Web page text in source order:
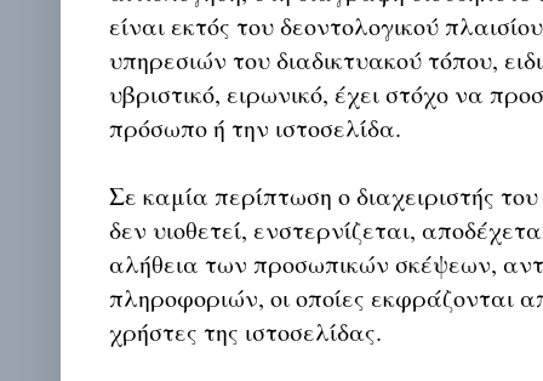
είναι εκτός του δεοντολογικού
υπηρεσιών του διαδικτυακού τόπου,
υβριστικό, ειρωνικό, έχει στόχο να
πρόσωπο ή την ιστοσελίδα.
Σε καμία περίπτωση ο διαχειριστής
δεν υιοθετεί, ενστερνίζεται,
αλήθεια των προσωπικών σκέψεων,
πληροφοριών, οι οποίες εκφράζονται
χρήστες της ιστοσελίδας.